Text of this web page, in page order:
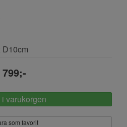
D10cm
799;-
varukorgen
som favorit